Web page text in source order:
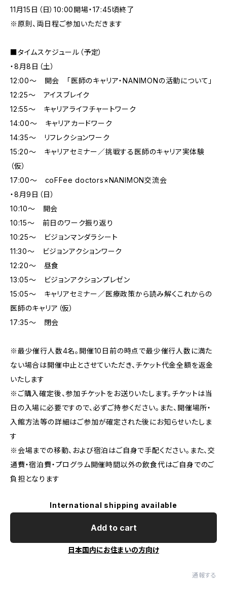
11月15日（日）10:00開場・17:45頃終了
※原則、両日程ご参加いただきます
■タイムスケジュール（予定）
・8月8日（土）
12:00～ 開会 「医師のキャリア・NANIMONの活動について」
12:25～ アイスブレイク
12:55～ キャリアライフチャートワーク
14:00～ キャリアカードワーク
14:35～ リフレクションワーク
15:20～ キャリアセミナー／挑戦する医師のキャリア実体験
（仮）
17:00～ coFFee doctors×NANIMON交流会
・8月9日（日）
10:10～ 開会
10:15～ 前日のワーク振り返り
10:25～ ビジョンマンダラシート
11:30～ ビジョンアクションワーク
12:20～ 昼食
13:05～ ビジョンアクションプレゼン
15:05～ キャリアセミナー／医療政策から読み解くこれからの
医師のキャリア（仮）
17:35～ 閉会
※最少催行人数4名。開催10日前の時点で最少催行人数に満た
ない場合は開催中止とさせていただき、チケット代金全額を返金
いたします
※ご購入確定後、参加チケットをお送りいたします。チケットは当
日の入場に必要ですので、必ずご持参ください。また、開催場所・
入館方法等の詳細はご参加が確定された後にお知らせいたしま
す
※会場までの移動、および宿泊はご自身で手配ください。また、交
通費・宿泊費・プログラム開催時間以外の飲食代はご自身でのご
負担となります
International shipping available
Add to cart
日本国内にお住まいの方向け
通報する